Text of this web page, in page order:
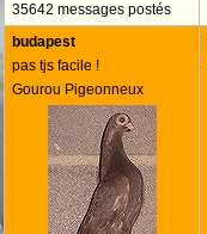
35642 messages postés
budapest
pas tjs facile !
Gourou Pigeonneux